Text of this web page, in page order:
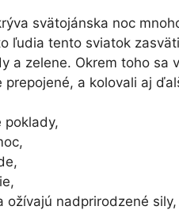
svätojánska noc
ľudia tento sviatok
a zelene. Okrem toho sa
a kolovali aj
poklady,
ožívajú nadprirodzené sily,